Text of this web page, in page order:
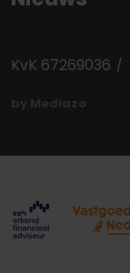
KvK 67269036
by Mediazo